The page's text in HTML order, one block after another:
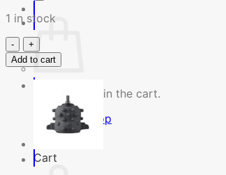
No products in the cart.
Return to shop
Cart
1 in stock
ฝา
ครอบ
พลาสติก
โคน
สำหรับ
Add to cart